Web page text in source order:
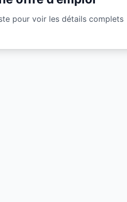
pour voir les détails complets